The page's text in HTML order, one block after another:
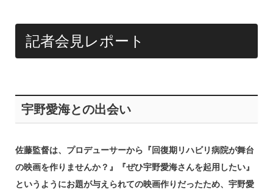
記者会見レポート
宇野愛海との出会い
佐藤監督は、プロデューサーから『回復期リハビリ病院が舞台
の映画を作りませんか？』『ぜひ宇野愛海さんを起用したい』
というようにお題が与えられての映画作りだったため、宇野愛